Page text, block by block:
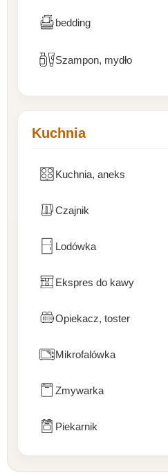
bedding
Szampon, mydło
Kuchnia
Kuchnia, aneks
Czajnik
Lodówka
Ekspres do kawy
Opiekacz, toster
Mikrofalówka
Zmywarka
Piekarnik